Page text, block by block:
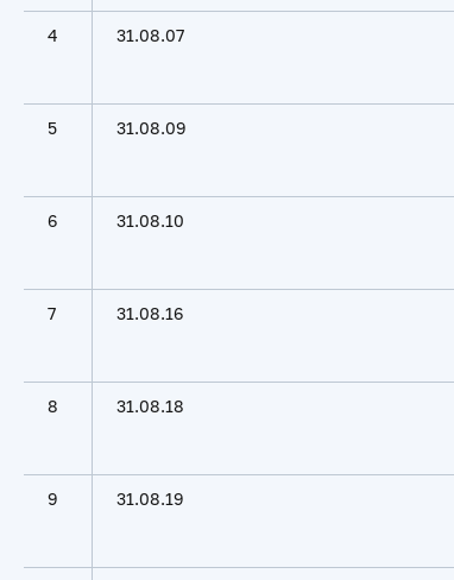
4 31.08.07
5 31.08.09
6 31.08.10
7 31.08.16
8 31.08.18
9 31.08.19